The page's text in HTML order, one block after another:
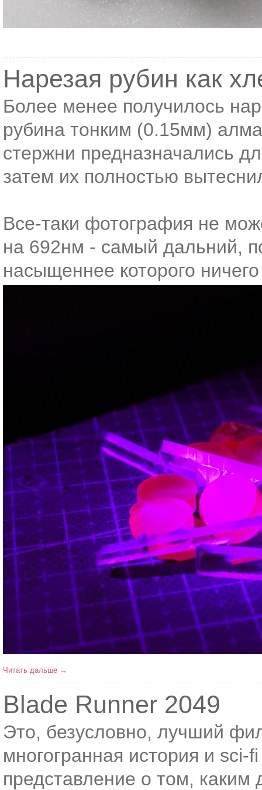
Нарезая рубин как
Более менее получилось
рубина тонким (0.15мм)
стержни предназначались
затем их полностью
Все-таки фотография не
на 692нм - самый дальний,
насыщеннее которого ничего
Читать дальше →
Blade Runner 2049
Это, безусловно, лучший
многогранная история и sci-
представление о том,